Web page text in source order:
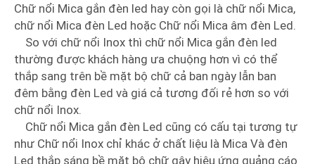
Chữ nổi Mica gắn đèn led hay còn gọi là chữ nổi Mica,
chữ nổi Mica đèn Led hoặc Chữ nổi Mica âm đèn Led.
So với chữ nổi Inox thì chữ nổi Mica gắn đèn led
thường được khách hàng ưa chuộng hơn vì có thể
thắp sang trên bề mặt bộ chữ cả ban ngày lẫn ban
đêm bằng đèn Led và giá cả tương đối rẻ hơn so với
chữ nổi Inox.
Chữ nổi Mica gắn đèn Led cũng có cấu tại tương tự
như Chữ nổi Inox chỉ khác ở chất liệu là Mica Và đèn
Led thắp sáng bề mặt bộ chữ gây hiệu ứng quảng cáo